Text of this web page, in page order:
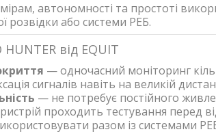
автономності та простоті
розвідки або системи РЕБ.
від EQUIT
— одночасний моніторинг
сигналів навіть на великій
— не потребує постійного
проходить тестування перед
разом із системами